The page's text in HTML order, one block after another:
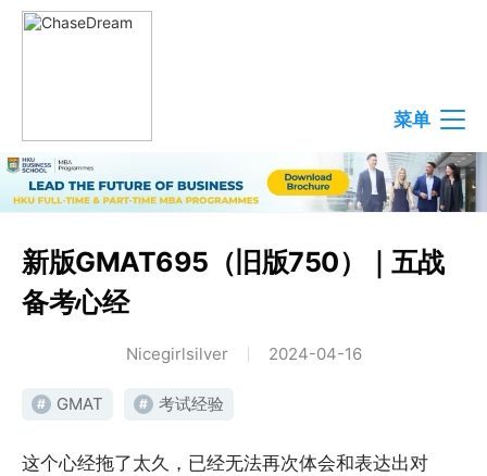
菜单
新版GMAT695（旧版750）｜五战
备考心经
Nicegirlsilver 2024-04-16
# GMAT # 考试经验
这个心经拖了太久，已经无法再次体会和表达出对